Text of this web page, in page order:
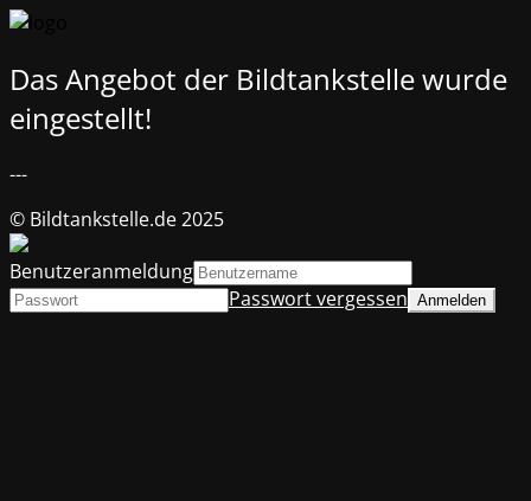
Das Angebot der Bildtankstelle wurde
eingestellt!
---
© Bildtankstelle.de 2025
Benutzeranmeldung
Passwort vergessen